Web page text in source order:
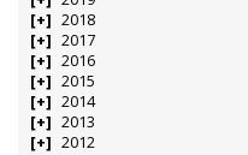
2018
2017
2016
2015
2014
2013
2012